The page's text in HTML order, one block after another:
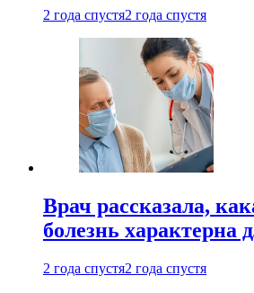
2 года спустя2 года спустя
Врач рассказала,
болезнь характерна
2 года спустя2 года спустя